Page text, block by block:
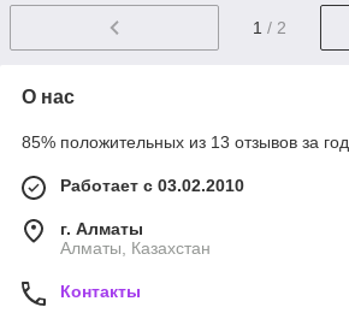
1 / 2
О нас
85% положительных из 13 отзывов за год
Работает с 03.02.2010
г. Алматы
Алматы, Казахстан
Контакты